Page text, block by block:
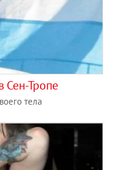
Сен-Тропе
тела